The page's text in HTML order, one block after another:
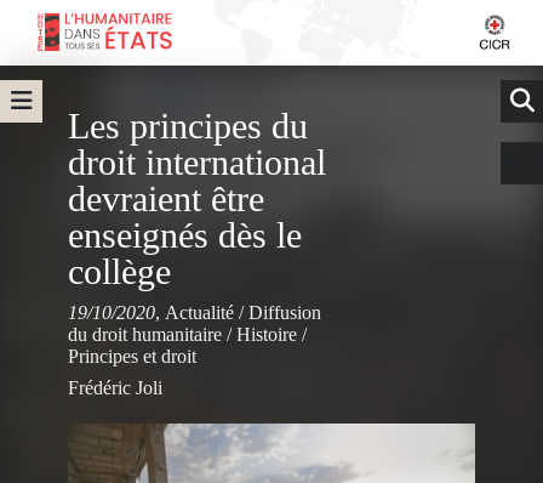
Les principes du
droit international
devraient être
enseignés dès le
collège
19/10/2020, Actualité /Diffusion
du droit humanitaire /Histoire /
Principes et droit
Frédéric Joli